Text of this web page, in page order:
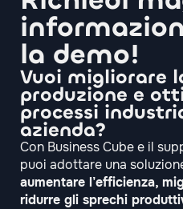
la demo!
Vuoi migliorare
produzione e
processi
azienda?
Con Business Cube e il
puoi adottare una
aumentare l’efficienza,
ridurre gli sprechi